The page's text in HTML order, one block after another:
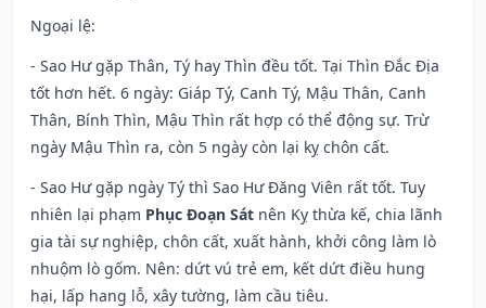
Ngoại lệ:
- Sao Hư gặp Thân, Tý hay Thìn đều tốt. Tại Thìn Đắc Địa
tốt hơn hết. 6 ngày: Giáp Tý, Canh Tý, Mậu Thân, Canh
Thân, Bính Thìn, Mậu Thìn rất hợp có thể động sự. Trừ
ngày Mậu Thìn ra, còn 5 ngày còn lại kỵ chôn cất.
- Sao Hư gặp ngày Tý thì Sao Hư Đăng Viên rất tốt. Tuy
nhiên lại phạm Phục Đoạn Sát nên Kỵ thừa kế, chia lãnh
gia tài sự nghiệp, chôn cất, xuất hành, khởi công làm lò
nhuộm lò gốm. Nên: dứt vú trẻ em, kết dứt điều hung
hại, lấp hang lỗ, xây tường, làm cầu tiêu.